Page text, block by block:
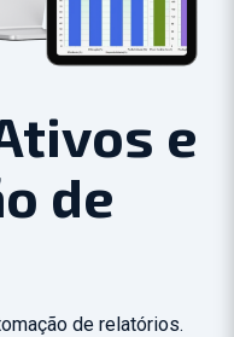
e
de
de relatórios.